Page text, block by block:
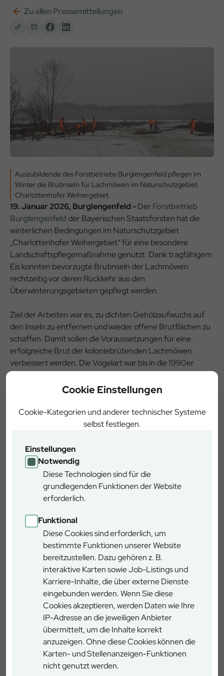
Cookie Einstellungen
Cookie-Kategorien und anderer technischer Systeme
selbst festlegen.
Einstellungen
Notwendig
Diese Technologien sind für die
grundlegenden Funktionen der Website
erforderlich.
Funktional
Diese Cookies sind erforderlich, um
bestimmte Funktionen unserer Website
bereitzustellen. Dazu gehören z. B.
interaktive Karten sowie Job-Listings und
Karriere-Inhalte, die über externe Dienste
eingebunden werden. Wenn Sie diese
Cookies akzeptieren, werden Daten wie Ihre
IP-Adresse an die jeweiligen Anbieter
übermittelt, um die Inhalte korrekt
anzuzeigen. Ohne diese Cookies können die
Karten- und Stellenanzeigen-Funktionen
nicht genutzt werden.
Zu allen Pressemitteilungen
Auszubildende des Forstbetriebs Burglengenfeld pflegen im
Winter die Brutinseln für Lachmöwen im Naturschutzgebiet
Charlottenhofer Weihergebiet.
19. Januar 2026, Burglengenfeld -Der Forstbetrieb
Burglengenfeld der Bayerischen Staatsforsten hat die
winterlichen Bedingungen im Naturschutzgebiet
„Charlottenhofer Weihergebiet“ für eine besondere
Landschaftspflegemaßnahme genutzt. Dank tragfähigem
Eis konnten bevorzugte Brutinseln der Lachmöwen
rechtzeitig vor deren Rückkehr aus den
Überwinterungsgebieten gepflegt werden.
Ziel der Arbeiten war es, zu dichten Gehölzaufwuchs auf
den Inseln zu entfernen und wieder offene Brutflächen zu
schaffen. Damit sollen die Voraussetzungen für eine
erfolgreiche Brut der koloniebrütenden Lachmöwen
verbessert werden. Die Vogelart war bis in die 1990er
Jahre ein häufiger Brutvogel im Gebiet, ist dort aber in den
vergangenen Jahrzehnten stark zurückgegangen.
Seit etwa drei Jahren zeigen strukturverbessernde
Maßnahmen bereits Wirkung: Immer mehr Lachmöwen
verschwand einst auch der Schwarzhalstaucher aus dem
Gebiet. Mit Geduld und kontinuierlicher Pflege besteht die
Hoffnung, dass auch diese bayernweit seltene Art wieder
heimisch wird.
Fischer setzten Auszubildende und Praktikanten des
Forstbetriebs Burglengenfeld die Maßnahmen um. Die
Arbeiten wurden gemeinsam mit der höheren
Naturschutzbehörde und dem örtlichen Teichwirt fachlich
abgestimmt.
Forstbetriebsleiter Hans Mages betont den
Ausbildungsaspekt des Einsatzes: Die ökologische
Verantwortung sei ein zentraler Bestandteil nachhaltiger
Forstwirtschaft und der forstlichen Ausbildung. Auch die
Regierung der Oberpfalz hebt das Projekt als gelungenes
Beispiel für die Zusammenarbeit von Forst- und
Teichwirtschaft, Naturschutzbehörden und regionalen